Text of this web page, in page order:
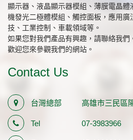
顯示器、液晶顯示器模組、薄膜電晶
機發光二極體模組、觸控面板，應用廣
技、工業控制、車載領域等。
如果您對我們產品有興趣，請聯絡我們
歡迎您來參觀我們的網站。
Contact Us
台灣總部 高雄市三民區
Tel 07-3983966